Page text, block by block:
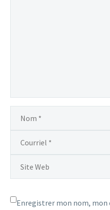
Enregistrer mon nom,